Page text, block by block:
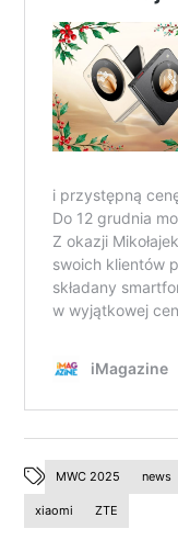
MWC 2025 news
xiaomi ZTE